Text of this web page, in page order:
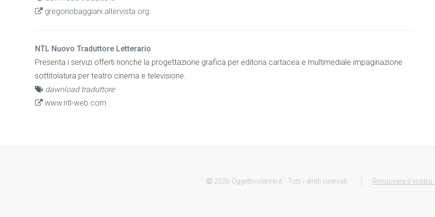
gregoriobaggiani.altervista.org
NTL Nuovo Traduttore Letterario
Presenta i servizi offerti nonchè la progettazione grafica per editoria cartacea e multimediale impaginazione
sottitolatura per teatro cinema e televisione.
dawnload traduttore
www.ntl-web.com
2026 Oggettivolannti.it - Tutti i diritti riservati. Rimuovere il vostro